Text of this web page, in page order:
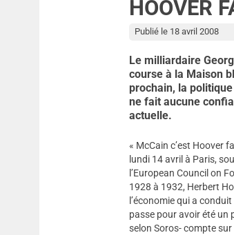
HOOVER
Publié le 18 avril 2008
Le milliardaire
course à la Maison
prochain, la
ne fait aucune
actuelle.
« McCain c’est Hoover
lundi 14 avril à Paris,
l’European Council on
1928 à 1932, Herbert
l’économie qui a
passe pour avoir été un
selon Soros- compte